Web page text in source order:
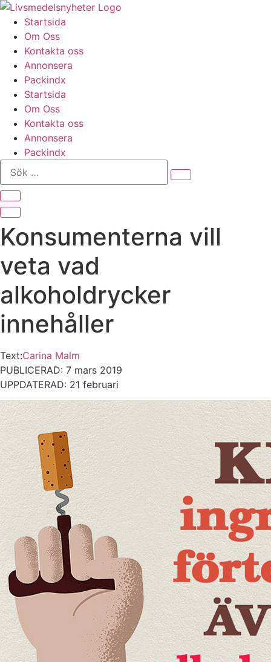
Hoppa
innehåll
Startsida
Om Oss
Kontakta oss
Annonsera
Packindx
Startsida
Om Oss
Kontakta oss
Annonsera
Packindx
Sök
Konsumenterna vill
veta vad
alkoholdrycker
innehåller
Text:Carina Malm
PUBLICERAD: 7 mars 2019
UPPDATERAD: 21 februari